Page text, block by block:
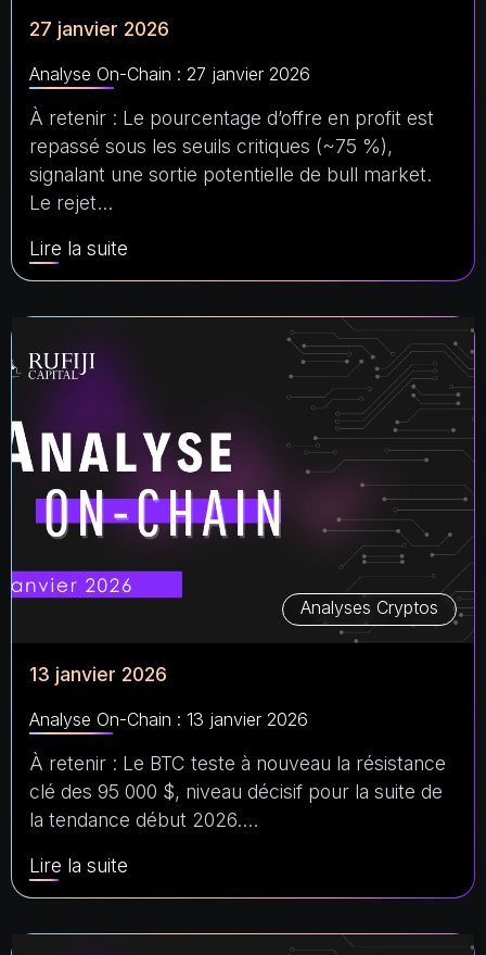
27 janvier 2026
Analyse On-Chain : 27 janvier 2026
À retenir : Le pourcentage d’offre en profit est
repassé sous les seuils critiques (~75 %),
signalant une sortie potentielle de bull market.
Le rejet…
Lire la suite
Analyses Cryptos
13 janvier 2026
Analyse On-Chain : 13 janvier 2026
À retenir : Le BTC teste à nouveau la résistance
clé des 95 000 $, niveau décisif pour la suite de
la tendance début 2026.…
Lire la suite